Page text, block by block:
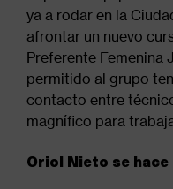
ya a rodar en la
afrontar un nuevo
Preferente Femenina
permitido al grupo
contacto entre
magnífico para
Oriol Nieto se